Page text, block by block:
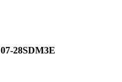
28SDM3E